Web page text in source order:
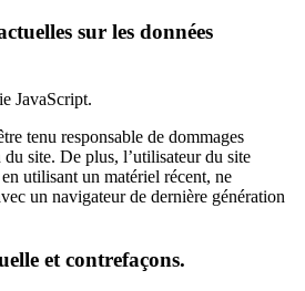
sur les données
JavaScript.
tenu responsable de dommages
site. De plus, l’utilisateur du site
en utilisant un matériel récent, ne
un navigateur de dernière génération
et contrefaçons.